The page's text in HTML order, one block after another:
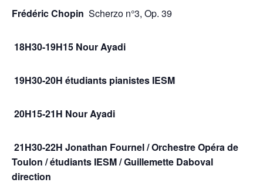
Frédéric Chopin Scherzo n°3, Op. 39
18H30-19H15 Nour Ayadi
19H30-20H étudiants pianistes IESM
20H15-21H Nour Ayadi
21H30-22H Jonathan Fournel / Orchestre Opéra de
Toulon / étudiants IESM / Guillemette Daboval
direction